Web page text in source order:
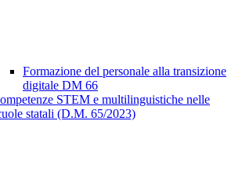
Formazione del personale alla transizione
digitale DM 66
STEM e multilinguistiche nelle
statali (D.M. 65/2023)